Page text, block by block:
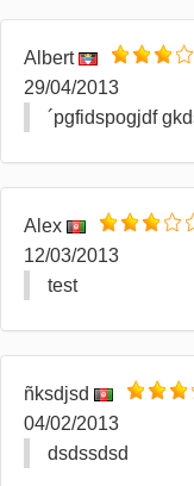
Albert
29/04/2013
´pgfidspogjdf
Alex
12/03/2013
test
ñksdjsd
04/02/2013
dsdssdsd